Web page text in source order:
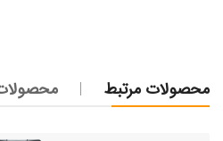
محصولات مرتبط